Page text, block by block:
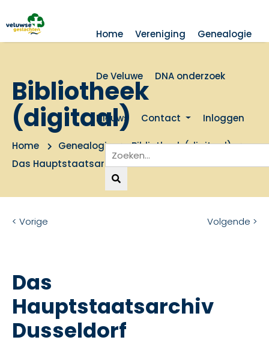
Home Vereniging Genealogie
De Veluwe DNA onderzoek
Nieuws Contact Inloggen
Bibliotheek
(digitaal)
Home Genealogie
Bibliotheek (digitaal)
Das Hauptstaatsarchiv Dusseldorf
< Vorige Volgende >
Das
Hauptstaatsarchiv
Dusseldorf